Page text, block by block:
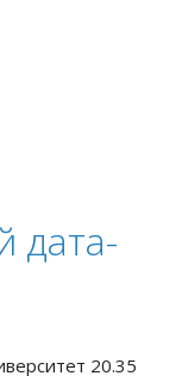
дата-
20.35